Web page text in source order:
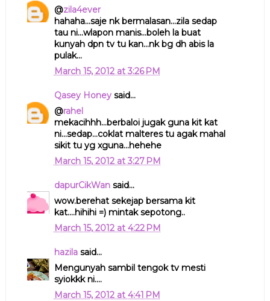
@zila4ever
hahaha...saje nk bermalasan...zila sedap
tau ni...wlapon manis...boleh la buat
kunyah dpn tv tu kan...nk bg dh abis la
pulak...
March 15, 2012 at 3:26 PM
Qasey Honeysaid...
@rahel
mekacihhh...berbaloi jugak guna kit kat
ni...sedap...coklat malteres tu agak mahal
sikit tu yg xguna...hehehe
March 15, 2012 at 3:27 PM
dapurCikWansaid...
wow.berehat sekejap bersama kit
kat....hihihi =) mintak sepotong..
March 15, 2012 at 4:22 PM
hazilasaid...
Mengunyah sambil tengok tv mesti
syiokkk ni....
March 15, 2012 at 4:41 PM